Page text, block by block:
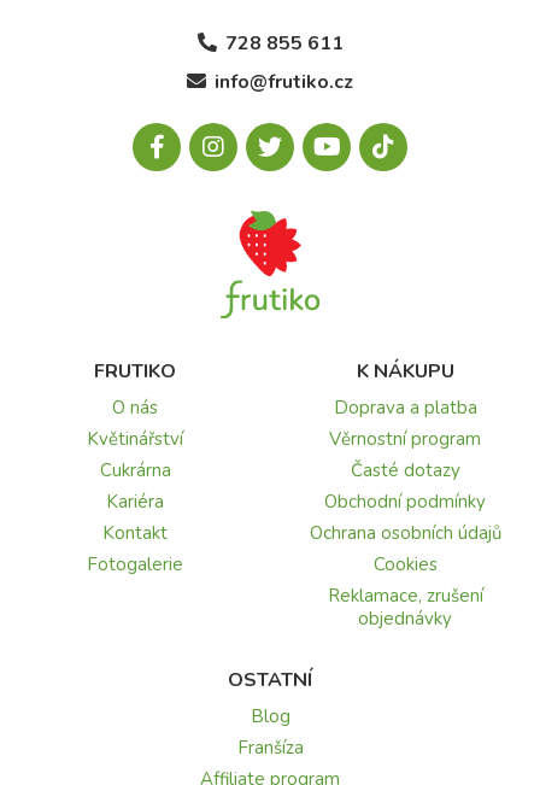
728 855 611
info@frutiko.cz
FRUTIKO
O nás
Květinářství
Cukrárna
Kariéra
Kontakt
Fotogalerie
K NÁKUPU
Doprava a platba
Věrnostní program
Časté dotazy
Obchodní podmínky
Ochrana osobních údajů
Cookies
Reklamace, zrušení
objednávky
OSTATNÍ
Blog
Franšíza
Affiliate program